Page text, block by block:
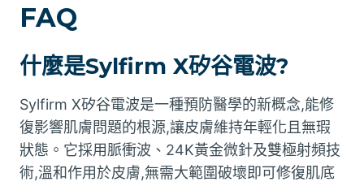
FAQ
什麼是Sylfirm X矽谷電波?
Sylfirm X矽谷電波是一種預防醫學的新概念,能修
復影響肌膚問題的根源,讓皮膚維持年輕化且無瑕
狀態。它採用脈衝波、24K黃金微針及雙極射頻技
術,溫和作用於皮膚,無需大範圍破壞即可修復肌底